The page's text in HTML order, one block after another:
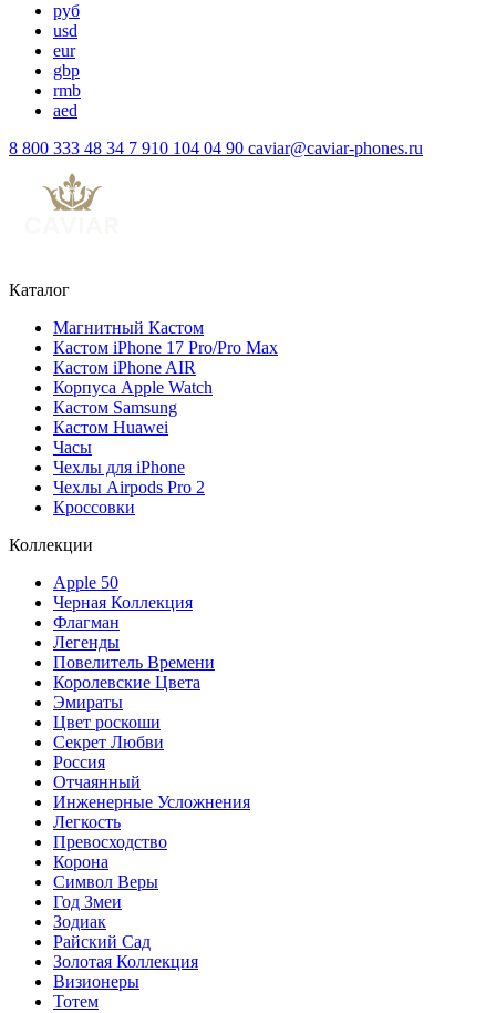
руб
usd
eur
gbp
rmb
aed
8 800 333 48 34 7 910 104 04 90 caviar@caviar-phones.ru
Каталог
Магнитный Кастом
Кастом iPhone 17 Pro/Pro Max
Кастом iPhone AIR
Корпуса Apple Watch
Кастом Samsung
Кастом Huawei
Часы
Чехлы для iPhone
Чехлы Airpods Pro 2
Кроссовки
Коллекции
Apple 50
Черная Коллекция
Флагман
Легенды
Повелитель Времени
Королевские Цвета
Эмираты
Цвет роскоши
Секрет Любви
Россия
Отчаянный
Инженерные Усложнения
Легкость
Превосходство
Корона
Символ Веры
Год Змеи
Зодиак
Райский Сад
Золотая Коллекция
Визионеры
Тотем